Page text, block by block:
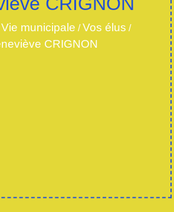
Vie municipale /Vos élus /
CRIGNON